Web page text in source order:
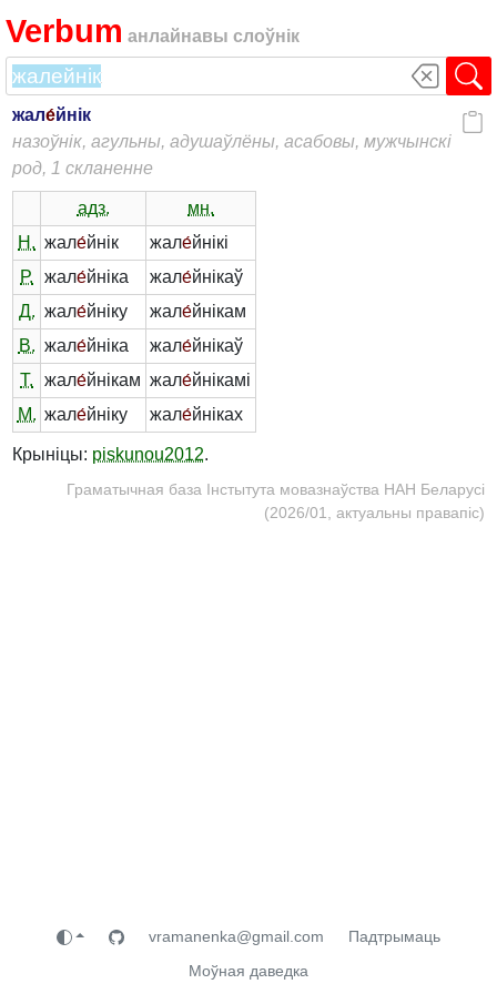
Verbum анлайнавы слоўнік
жале́йнік
назоўнік, агульны, адушаўлёны, асабовы, мужчынскі
род, 1 скланенне
адз.
мн.
Н. жале́йнік жале́йнікі
Р.
жале́йніка жале́йнікаў
Д. жале́йніку жале́йнікам
В. жале́йніка жале́йнікаў
Т.
жале́йнікам жале́йнікамі
М. жале́йніку жале́йніках
Крыніцы: piskunou2012.
Граматычная база Інстытута мовазнаўства НАН Беларусі
(2026/01, актуальны правапіс)
vramanenka@gmail.com
Падтрымаць
Моўная даведка